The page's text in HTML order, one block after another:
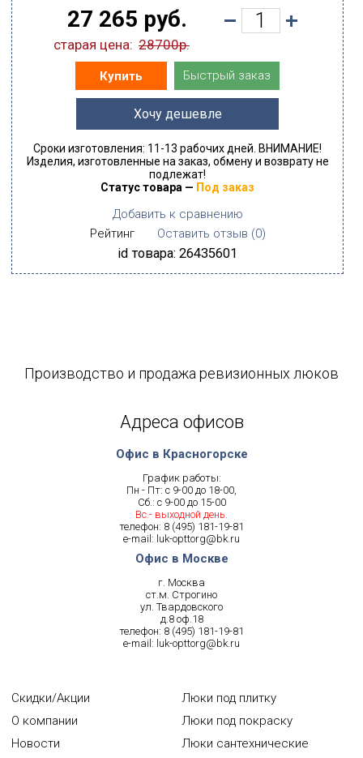
27 265 руб.
старая цена: 28700р.
Купить Быстрый заказ
Хочу дешевле
Сроки изготовления: 11-13 рабочих дней. ВНИМАНИЕ!
Изделия, изготовленные на заказ, обмену и возврату не
подлежат!
Статус товара — Под заказ
Добавить к сравнению
Рейтинг
Оставить отзыв (0)
id товара: 26435601
Производство и продажа ревизионных люков
Адреса офисов
Офис в Красногорске
График работы:
Пн - Пт: с 9-00 до 18-00,
Сб.: с 9-00 до 15-00
Вс.- выходной день.
телефон: 8 (495) 181-19-81
e-mail: luk-opttorg@bk.ru
Офис в Москве
г. Москва
ст.м. Строгино
ул. Твардовского
д.8 оф.18
телефон: 8 (495) 181-19-81
e-mail: luk-opttorg@bk.ru
Скидки/Акции
О компании
Новости
Люки под плитку
Люки под покраску
Люки сантехнические